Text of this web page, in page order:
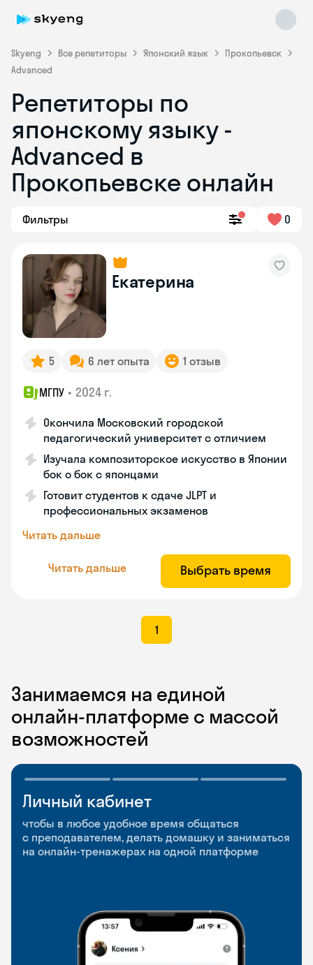
Skyeng Все репетиторы Японский язык
Прокопьевск
Advanced
Репетиторы по
японскому языку -
Advanced в
Прокопьевске онлайн
Фильтры 0
Екатерина
5 6 лет опыта 1 отзыв
МГПУ • 2024 г.
Окончила Московский городской
педагогический университет с отличием
Изучала композиторское искусство в Японии
бок о бок с японцами
Готовит студентов к сдаче JLPT и
профессиональных экзаменов
Читать дальше
Читать дальше Выбрать время
1
Занимаемся на единой
онлайн-платформе с массой
возможностей
Личный кабинет
чтобы в любое удобное время общаться
с преподавателем, делать домашку и заниматься
на онлайн-тренажерах на одной платформе
Мобильное
приложение
чтобы заниматься и изучать новые слова где
и когда удобно
Разговорные клубы
и Talks
Групповые занятия для разговорной практики
и индивидуальные встречи с преподавателями
Skyeng Chat